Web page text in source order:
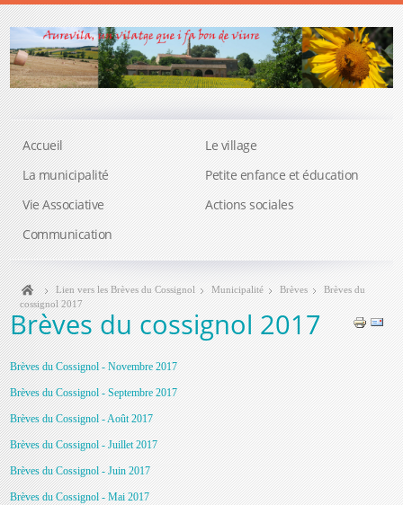
Accueil
Le village
La municipalité
Petite enfance et éducation
Vie Associative
Actions sociales
Communication
Lien vers les Brèves du Cossignol Municipalité Brèves
Brèves du
cossignol 2017
Brèves du cossignol 2017
Brèves du Cossignol - Novembre 2017
Brèves du Cossignol - Septembre 2017
Brèves du Cossignol - Août 2017
Brèves du Cossignol - Juillet 2017
Brèves du Cossignol - Juin 2017
Brèves du Cossignol - Mai 2017